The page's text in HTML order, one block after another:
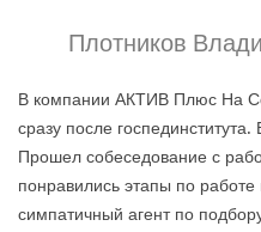
Плотников
В компании АКТИВ Плюс На
сразу после
Прошел собеседование с
понравились этапы по
симпатичный агент по